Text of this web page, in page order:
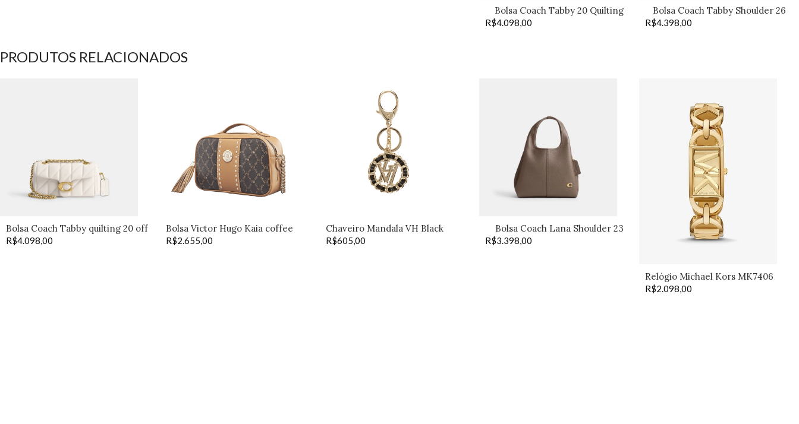
Bolsa Coach Tabby 20 Quilting
R$4.098,00
Bolsa Coach Tabby Shoulder 26
R$4.398,00
PRODUTOS RELACIONADOS
Bolsa Coach Tabby quilting 20 off
R$4.098,00
Bolsa Victor Hugo Kaia coffee
R$2.655,00
Chaveiro Mandala VH Black
R$605,00
Bolsa Coach Lana Shoulder 23
R$3.398,00
Relógio Michael Kors MK7406
R$2.098,00